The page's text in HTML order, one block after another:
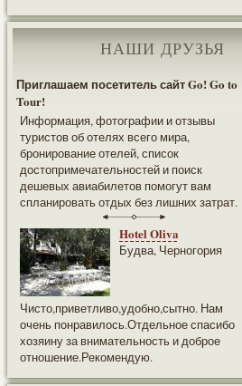
НАШИ ДРУЗЬЯ
Приглашаем посетитель сайт Go! Go to
Tour!
Информация, фотографии и отзывы
туристов об отелях всего мира,
бронирование отелей, список
достопримечательностей и поиск
дешевых авиабилетов помогут вам
спланировать отдых без лишних затрат.
Hotel Oliva
Будва, Черногория
Чисто,приветливо,удобно,сытно. Нам
очень понравилось.Отдельное спасибо
хозяину за внимательность и доброе
отношение.Рекомендую.